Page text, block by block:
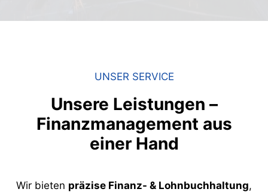
UNSER SERVICE
Unsere Leistungen –
Finanzmanagement aus
einer Hand
Wir bieten präzise Finanz- & Lohnbuchhaltung,